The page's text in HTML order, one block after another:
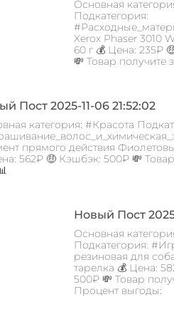
Основная
Подкатегория:
Xerox Phaser 3010
60 г 💰 Цена: 235₽
💸 Товар получите
Пост 2025-11-06 21:52:02
категория: #Красота
прямого действия
562₽ 🤑 Кэшбэк: 500₽ 💸
Новый Пост
Основная
Подкатегория:
резиновая для
тарелка 💰 Цена:
500₽ 💸 Товар
Процент выгоды: